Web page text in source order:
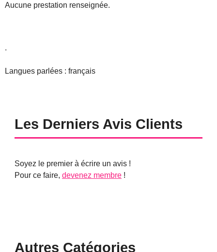
Aucune prestation renseignée.
.
Langues parlées : français
Les Derniers Avis Clients
Soyez le premier à écrire un avis !
Pour ce faire, devenez membre !
Autres Catégories